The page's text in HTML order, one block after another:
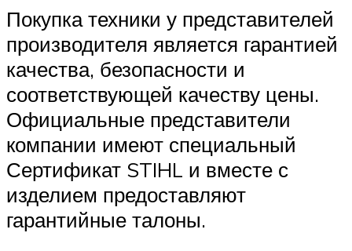
Покупка техники у представителей
производителя является гарантией
качества, безопасности и
соответствующей качеству цены.
Официальные представители
компании имеют специальный
Сертификат STIHL и вместе с
изделием предоставляют
гарантийные талоны.